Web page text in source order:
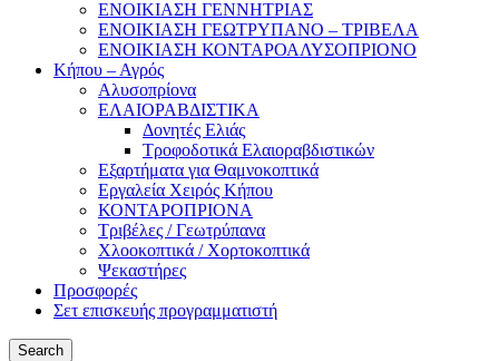
ΕΝΟΙΚΙΑΣΗ ΓΕΝΝΗΤΡΙΑΣ
ΕΝΟΙΚΙΑΣΗ ΓΕΩΤΡΥΠΑΝΟ – ΤΡΙΒΕΛΑ
ΕΝΟΙΚΙΑΣΗ ΚΟΝΤΑΡΟΑΛΥΣΟΠΡΙΟΝΟ
Κήπου – Αγρός
Αλυσοπρίονα
ΕΛΑΙΟΡΑΒΔΙΣΤΙΚΑ
Δονητές Ελιάς
Τροφοδοτικά Ελαιοραβδιστικών
Εξαρτήματα για Θαμνοκοπτικά
Εργαλεία Χειρός Κήπου
ΚΟΝΤΑΡΟΠΡΙΟΝΑ
Τριβέλες / Γεωτρύπανα
Χλοοκοπτικά / Χορτοκοπτικά
Ψεκαστήρες
Προσφορές
Σετ επισκευής προγραμματιστή
Search